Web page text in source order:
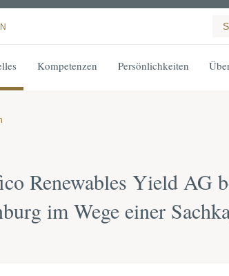
Kompetenzen Persönlichkeiten
Renewables Yield AG
im Wege einer